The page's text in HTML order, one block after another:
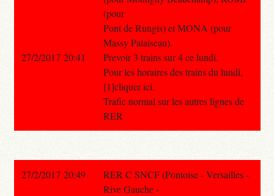
(pour
Pont de Rungis) et MONA (pour
Massy Palaiseau).
Prevoir 3 trains sur 4 ce lundi.
Pour les horaires des trains du lundi,
[1]cliquer ici.
Trafic normal sur les autres lignes de
RER
27/2/2017 20:41
27/2/2017 20:49
RER C SNCF (Pontoise - Versailles -
Rive Gauche -